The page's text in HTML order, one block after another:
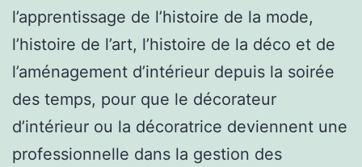
l’apprentissage de l’histoire de la mode,
l’histoire de l’art, l’histoire de la déco et de
l’aménagement d’intérieur depuis la soirée
des temps, pour que le décorateur
d’intérieur ou la décoratrice deviennent une
professionnelle dans la gestion des